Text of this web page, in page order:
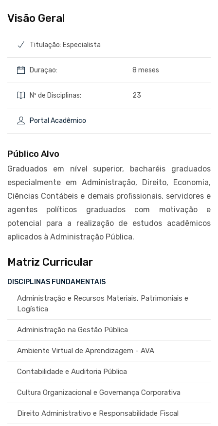
Visão Geral
Titulação: Especialista
Duraçao: 8 meses
Nº de Disciplinas: 23
Portal Acadêmico
Público Alvo
Graduados em nível superior, bacharéis graduados
especialmente em Administração, Direito, Economia,
Ciências Contábeis e demais profissionais, servidores e
agentes políticos graduados com motivação e
potencial para a realização de estudos acadêmicos
aplicados à Administração Pública.
Matriz Curricular
DISCIPLINAS FUNDAMENTAIS
Administração e Recursos Materiais, Patrimoniais e
Logística
Administração na Gestão Pública
Ambiente Virtual de Aprendizagem - AVA
Contabilidade e Auditoria Pública
Cultura Organizacional e Governança Corporativa
Direito Administrativo e Responsabilidade Fiscal